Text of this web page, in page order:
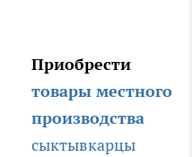
Приобрести
товары местного
производства
сыктывкарцы